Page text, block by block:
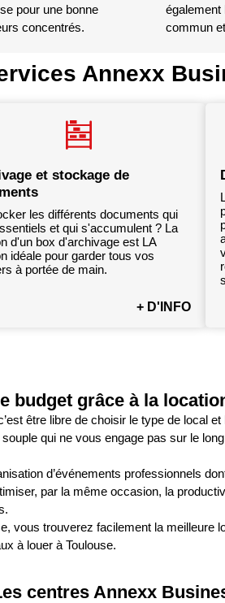
pour une bonne
concentrés.
également
commun
Annexx
et stockage de
les différents documents qui
et qui s'accumulent ? La
d'un box d'archivage est LA
idéale pour garder tous vos
à portée de main.
+ D'INFO
budget grâce à la
être libre de choisir le type de local
qui ne vous engage pas sur le
d’événements professionnels
par la même occasion, la
vous trouverez facilement la meilleure
à louer à Toulouse.
centres Annexx